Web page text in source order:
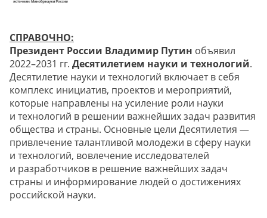
СПРАВОЧНО:
Президент России Владимир Путин объявил
2022–2031 гг. Десятилетием науки и технологий.
Десятилетие науки и технологий включает в себя
комплекс инициатив, проектов и мероприятий,
которые направлены на усиление роли науки
и технологий в решении важнейших задач развития
общества и страны. Основные цели Десятилетия —
привлечение талантливой молодежи в сферу науки
и технологий, вовлечение исследователей
и разработчиков в решение важнейших задач
страны и информирование людей о достижениях
российской науки.